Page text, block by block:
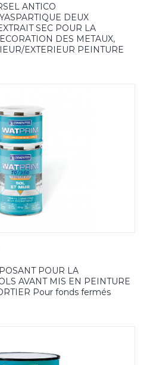
ANTICO
DEUX
SEC POUR LA
DES METAUX,
EXTERIEUR PEINTURE
POUR LA
AVANT MIS EN PEINTURE
Pour fonds fermés